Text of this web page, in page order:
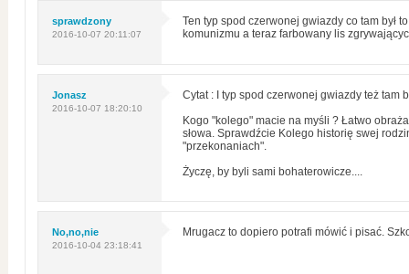
sprawdzony
2016-10-07 20:11:07
Ten typ spod czerwonej gwiazdy co tam był
komunizmu a teraz farbowany lis
Jonasz
2016-10-07 18:20:10
Cytat : I typ spod czerwonej gwiazdy też tam
Kogo "kolego" macie na myśli ? Łatwo
słowa. Sprawdźcie Kolego historię swej
"przekonaniach".
Życzę, by byli sami bohaterowicze....
No,no,nie
2016-10-04 23:18:41
Mrugacz to dopiero potrafi mówić i pisać.